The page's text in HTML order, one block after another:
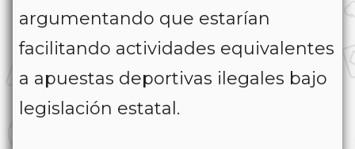
argumentando que estarían
facilitando actividades equivalentes
a apuestas deportivas ilegales bajo
legislación estatal.